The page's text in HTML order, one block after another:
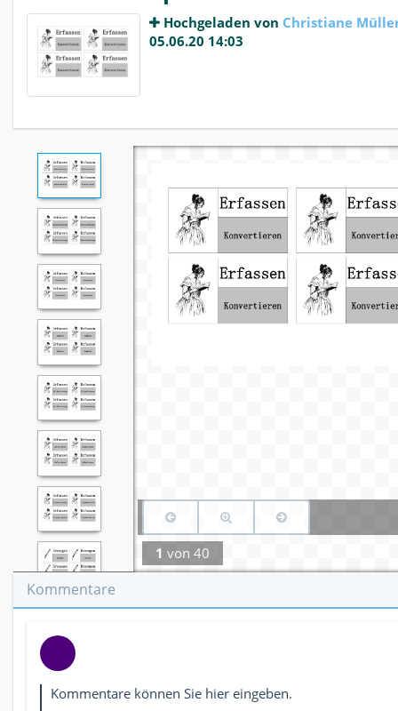
Hochgeladen von Christiane
05.06.20 14:03
1 von 40
Kommentare